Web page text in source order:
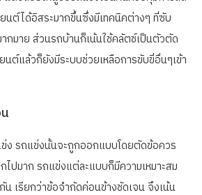
นต์ได้อิสระมากขึ้นซึ่งมีเทคนิคต่างๆ ที่ซับ
กมาย ส่วนรถบ้านก็เน้นใช้คลัตช์เป็นตัวตัด
นต์แล้วก็ยังมีระบบช่วยเหลือการขับขี่อื่นๆเข้า
ง รถแข่งนั้นจะถูกออกแบบโดยตัดข้อควร
ปมาก รถแข่งแต่ละแบบก็มีความเหมาะสม
เรียกว่าข้อจำกัดค่อนข้างชัดเจน จึงเน้น